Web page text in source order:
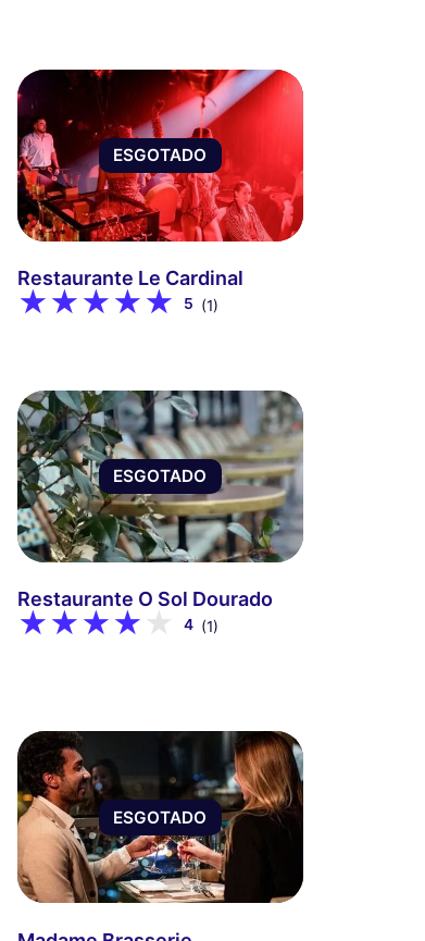
ESGOTADO
Restaurante Le Cardinal
5 (1)
ESGOTADO
Restaurante O Sol Dourado
4 (1)
ESGOTADO